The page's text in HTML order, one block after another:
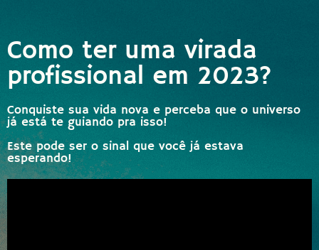
Como ter uma virada
profissional em 2023?
Conquiste sua vida nova e perceba que o universo
já está te guiando pra isso!
Este pode ser o sinal que você já estava
esperando!